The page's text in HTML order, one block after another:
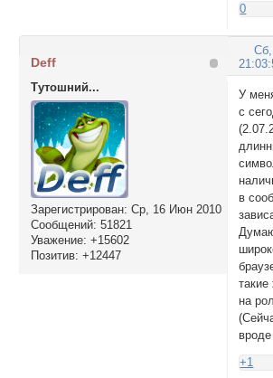
0
Deff
Тутошний...
Зарегистрирован: Ср, 16 Июн 2010
Сообщений: 51821
Уважение: +15602
Позитив: +12447
У
с
в
на
+1